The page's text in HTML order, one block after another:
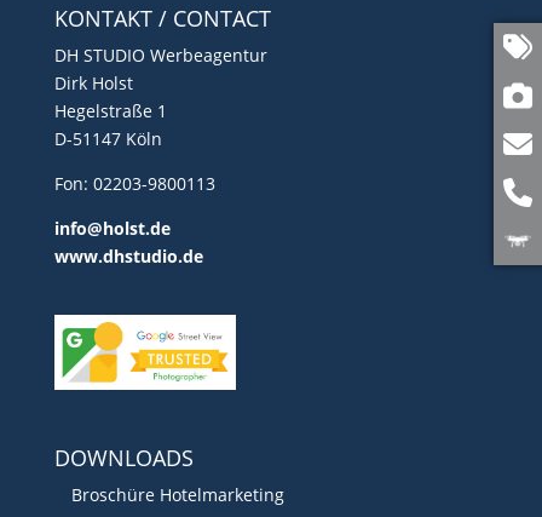
KONTAKT / CONTACT
DH STUDIO Werbeagentur
Dirk Holst
Hegelstraße 1
D-51147 Köln
Fon: 02203-9800113
info@holst.de
www.dhstudio.de
DOWNLOADS
Broschüre Hotelmarketing